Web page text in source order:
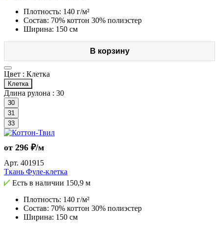
Плотность: 140 г/м²
Состав: 70% коттон 30% полиэстер
Ширина: 150 см
В корзину
Цвет : Клетка
Клетка
Длина рулона : 30
30
31
33
от 296 ₽/м
Арт. 401915
Ткань Фуле-клетка
Есть в наличии 150,9 м
Плотность: 140 г/м²
Состав: 70% коттон 30% полиэстер
Ширина: 150 см